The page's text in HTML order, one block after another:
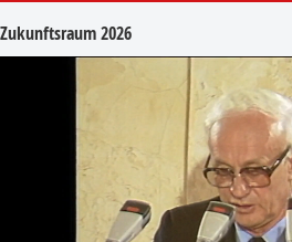
Zukunftsraum 2026